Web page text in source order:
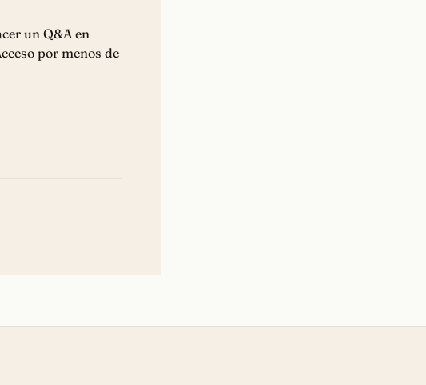
un Q&A en
por menos de